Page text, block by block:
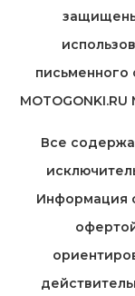
письменного
Все
Информация